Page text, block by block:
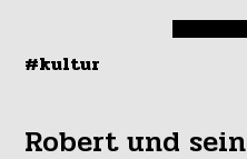
#kultur
Robert und